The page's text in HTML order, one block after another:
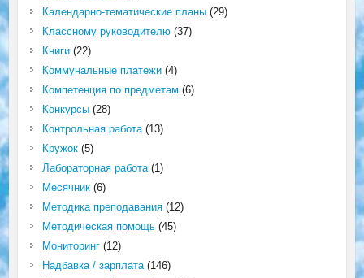
Календарно-тематические планы(29)
Классному руководителю(37)
Книги(22)
Коммунальные платежи(4)
Компетенция по предметам (6)
Конкурсы(28)
Контрольная работа(13)
Кружок(5)
Лабораторная работа(1)
Месячник(6)
Методика преподавания(12)
Методическая помощь(45)
Мониторинг(12)
Надбавка / зарплата(146)